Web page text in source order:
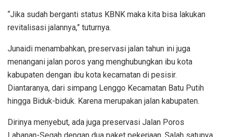
“Jika sudah berganti status KBNK maka kita bisa lakukan
revitalisasi jalannya,” tuturnya.
Junaidi menambahkan, preservasi jalan tahun ini juga
menangani jalan poros yang menghubungkan ibu kota
kabupaten dengan ibu kota kecamatan di pesisir.
Diantaranya, dari simpang Lenggo Kecamatan Batu Putih
hingga Biduk-biduk. Karena merupakan jalan kabupaten.
Dirinya menyebut, ada juga preservasi Jalan Poros